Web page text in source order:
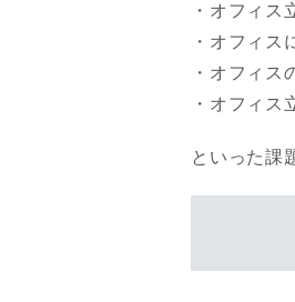
・オフィス
・オフィス
・オフィス
・オフィス
といった課